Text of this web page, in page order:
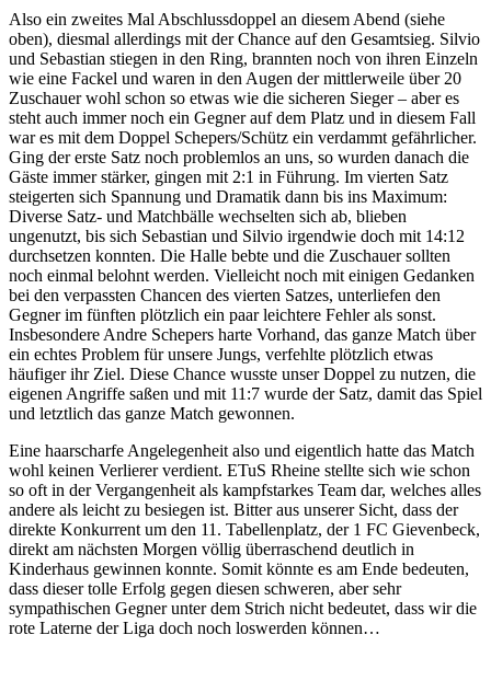
Also ein zweites Mal Abschlussdoppel an diesem Abend (siehe
oben), diesmal allerdings mit der Chance auf den Gesamtsieg. Silvio
und Sebastian stiegen in den Ring, brannten noch von ihren Einzeln
wie eine Fackel und waren in den Augen der mittlerweile über 20
Zuschauer wohl schon so etwas wie die sicheren Sieger – aber es
steht auch immer noch ein Gegner auf dem Platz und in diesem Fall
war es mit dem Doppel Schepers/Schütz ein verdammt gefährlicher.
Ging der erste Satz noch problemlos an uns, so wurden danach die
Gäste immer stärker, gingen mit 2:1 in Führung. Im vierten Satz
steigerten sich Spannung und Dramatik dann bis ins Maximum:
Diverse Satz- und Matchbälle wechselten sich ab, blieben
ungenutzt, bis sich Sebastian und Silvio irgendwie doch mit 14:12
durchsetzen konnten. Die Halle bebte und die Zuschauer sollten
noch einmal belohnt werden. Vielleicht noch mit einigen Gedanken
bei den verpassten Chancen des vierten Satzes, unterliefen den
Gegner im fünften plötzlich ein paar leichtere Fehler als sonst.
Insbesondere Andre Schepers harte Vorhand, das ganze Match über
ein echtes Problem für unsere Jungs, verfehlte plötzlich etwas
häufiger ihr Ziel. Diese Chance wusste unser Doppel zu nutzen, die
eigenen Angriffe saßen und mit 11:7 wurde der Satz, damit das Spiel
und letztlich das ganze Match gewonnen.
Eine haarscharfe Angelegenheit also und eigentlich hatte das Match
wohl keinen Verlierer verdient. ETuS Rheine stellte sich wie schon
so oft in der Vergangenheit als kampfstarkes Team dar, welches alles
andere als leicht zu besiegen ist. Bitter aus unserer Sicht, dass der
direkte Konkurrent um den 11. Tabellenplatz, der 1 FC Gievenbeck,
direkt am nächsten Morgen völlig überraschend deutlich in
Kinderhaus gewinnen konnte. Somit könnte es am Ende bedeuten,
dass dieser tolle Erfolg gegen diesen schweren, aber sehr
sympathischen Gegner unter dem Strich nicht bedeutet, dass wir die
rote Laterne der Liga doch noch loswerden können…